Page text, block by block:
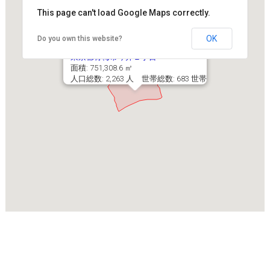
東京都青梅市今井２丁目
面積: 751,308.6 ㎡
人口総数: 2,263 人 世帯総数: 683 世帯
This page can't load Google Maps correctly.
Do you own this website? OK